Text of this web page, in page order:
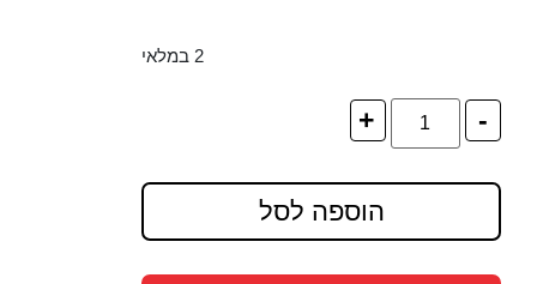
2 במלאי
-
+
הוספה לסל